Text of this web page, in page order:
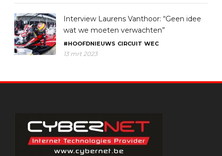
Interview Laurens Vanthoor: “Geen idee
wat we moeten verwachten”
#HOOFDNIEUWS CIRCUIT WEC
13 mrt 2023